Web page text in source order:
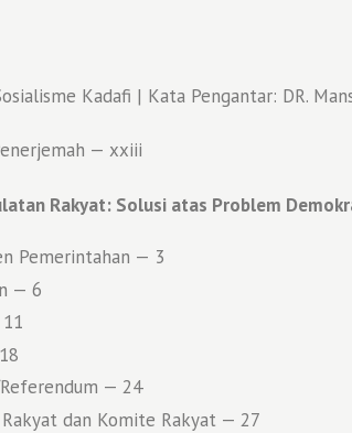
Kadafi | Kata Pengantar: DR.
— xxiii
Rakyat: Solusi atas Problem
Pemerintahan — 3
— 6
— 24
dan Komite Rakyat — 27